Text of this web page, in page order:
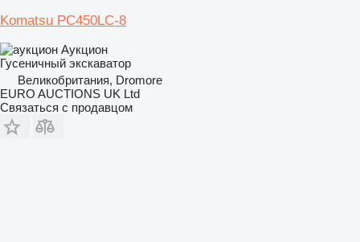
Komatsu PC450LC-8
Аукцион
Гусеничный экскаватор
Великобритания, Dromore
EURO AUCTIONS UK Ltd
Связаться с продавцом